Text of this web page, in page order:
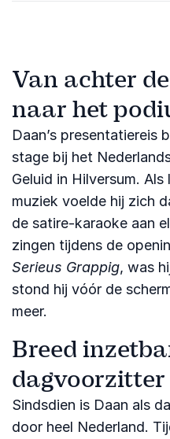
Van achter
naar het
Daan’s presentatiereis
stage bij het
Geluid in Hilversum.
muziek voelde hij zich
de satire‑karaoke aan
zingen tijdens de
Serieus Grappig, was
stond hij vóór de
meer.
Breed
dagvoorzitter
Sindsdien is Daan als
door heel Nederland.